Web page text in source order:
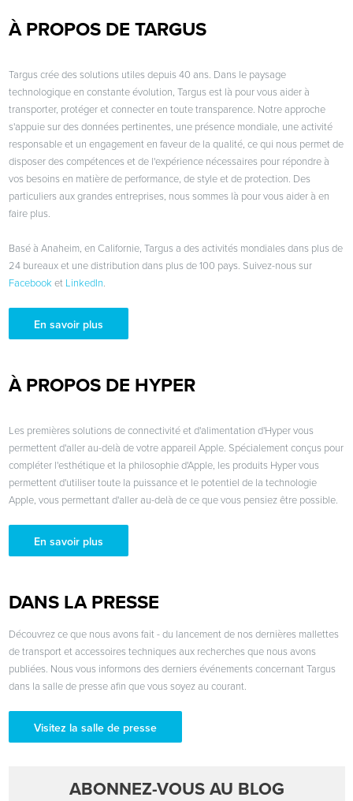
À PROPOS DE TARGUS
Targus crée des solutions utiles depuis 40 ans. Dans le paysage
technologique en constante évolution, Targus est là pour vous aider à
transporter, protéger et connecter en toute transparence. Notre approche
s'appuie sur des données pertinentes, une présence mondiale, une activité
responsable et un engagement en faveur de la qualité, ce qui nous permet de
disposer des compétences et de l'expérience nécessaires pour répondre à
vos besoins en matière de performance, de style et de protection. Des
particuliers aux grandes entreprises, nous sommes là pour vous aider à en
faire plus.
Basé à Anaheim, en Californie, Targus a des activités mondiales dans plus de
24 bureaux et une distribution dans plus de 100 pays. Suivez-nous sur
Facebook et LinkedIn.
En savoir plus
À PROPOS DE HYPER
Les premières solutions de connectivité et d'alimentation d'Hyper vous
permettent d'aller au-delà de votre appareil Apple. Spécialement conçus pour
compléter l'esthétique et la philosophie d'Apple, les produits Hyper vous
permettent d'utiliser toute la puissance et le potentiel de la technologie
Apple, vous permettant d'aller au-delà de ce que vous pensiez être possible.
En savoir plus
DANS LA PRESSE
Découvrez ce que nous avons fait - du lancement de nos dernières mallettes
de transport et accessoires techniques aux recherches que nous avons
publiées. Nous vous informons des derniers événements concernant Targus
dans la salle de presse afin que vous soyez au courant.
Visitez la salle de presse
ABONNEZ-VOUS AU BLOG